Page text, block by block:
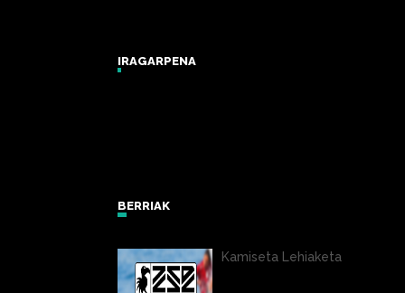
IRAGARPENA
BERRIAK
Kamiseta Lehiaketa